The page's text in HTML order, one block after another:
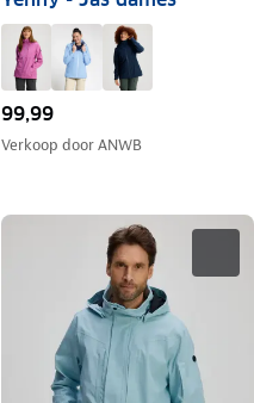
99,99
Verkoop doorANWB